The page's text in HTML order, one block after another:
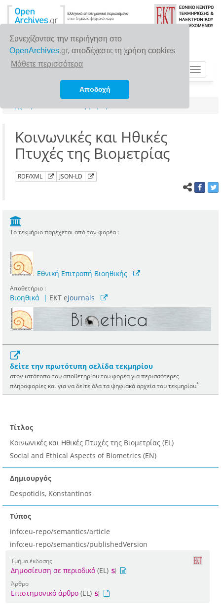
Συνεχίζοντας την περιήγηση στο
OpenArchives.gr, αποδέχεστε τη χρήση cookies
Μάθετε περισσότερα
Αποδοχή
Toggle
Κοινωνικές και Ηθικές
Πτυχές της Βιομετρίας
RDF/XML JSON-LD
Το τεκμήριο παρέχεται από τον φορέα :
Εθνική Επιτροπή Βιοηθικής
Αποθετήριο :
Βιοηθικά | ΕΚΤ eJournals
δείτε την πρωτότυπη σελίδα τεκμηρίου
στον ιστότοπο του αποθετηρίου του φορέα για περισσότερες
πληροφορίες και για να δείτε όλα τα ψηφιακά αρχεία του τεκμηρίου*
Τίτλος
Κοινωνικές και Ηθικές Πτυχές της Βιομετρίας (EL)
Social and Ethical Aspects of Biometrics (EN)
Δημιουργός
Despotidis, Konstantinos
Τύπος
info:eu-repo/semantics/article
info:eu-repo/semantics/publishedVersion
Τμήμα έκδοσης
Δημοσίευση σε περιοδικό (EL)
Άρθρο
Επιστημονικό άρθρο (EL)